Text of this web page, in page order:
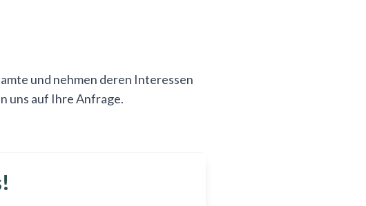
und nehmen deren Interessen
uns auf Ihre Anfrage.